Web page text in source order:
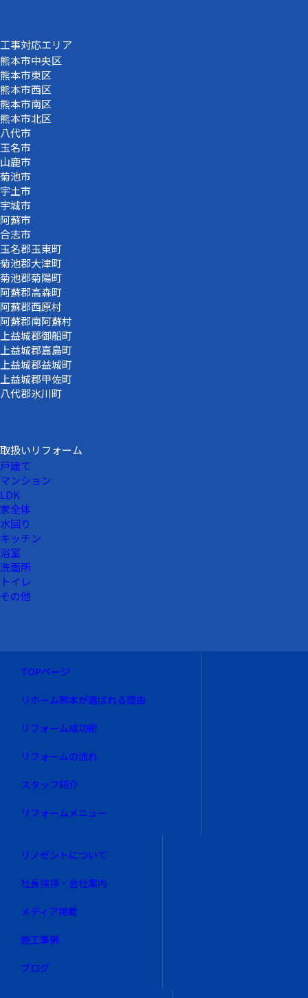
工事対応エリア
熊本市中央区
熊本市東区
熊本市西区
熊本市南区
熊本市北区
八代市
玉名市
山鹿市
菊池市
宇土市
宇城市
阿蘇市
合志市
玉名郡玉東町
菊池郡大津町
菊池郡菊陽町
阿蘇郡高森町
阿蘇郡西原村
阿蘇郡南阿蘇村
上益城郡御船町
上益城郡嘉島町
上益城郡益城町
上益城郡甲佐町
八代郡氷川町
取扱いリフォーム
戸建て
マンション
LDK
家全体
水回り
キッチン
浴室
洗面所
トイレ
その他
TOPページ
リホーム熊本が選ばれる理由
リフォーム成功術
リフォームの流れ
スタッフ紹介
リフォームメニュー
リノゼントについて
社長挨拶・会社案内
メディア掲載
施工事例
ブログ